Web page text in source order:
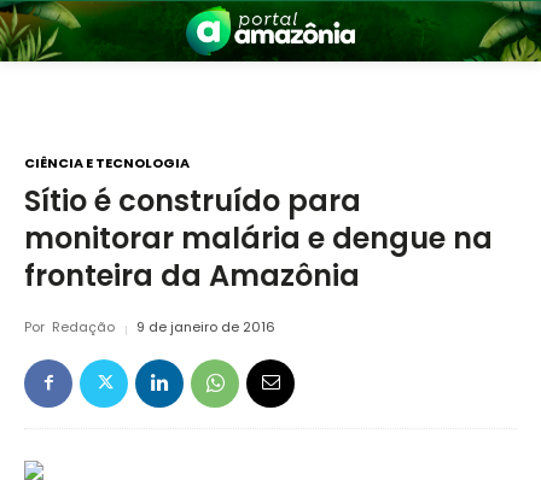
CIÊNCIA E TECNOLOGIA
Sítio é construído para
monitorar malária e dengue na
fronteira da Amazônia
Por Redação 9 de janeiro de 2016